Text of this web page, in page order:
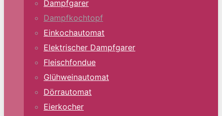
Dampfgarer
Dampfkochtopf
Einkochautomat
Elektrischer Dampfgarer
Fleischfondue
Glühweinautomat
Dörrautomat
Eierkocher